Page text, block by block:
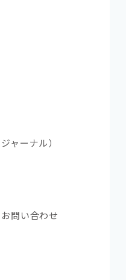
ャーナル）
問い合わせ